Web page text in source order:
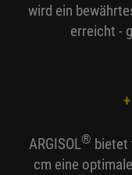
wird ein
erreicht -
ARGISOL® bietet
cm eine